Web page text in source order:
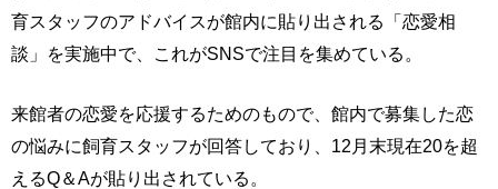
育スタッフのアドバイスが館内に貼り出される「恋愛相
談」を実施中で、これがSNSで注目を集めている。
来館者の恋愛を応援するためのもので、館内で募集した恋
の悩みに飼育スタッフが回答しており、12月末現在20を超
えるQ＆Aが貼り出されている。